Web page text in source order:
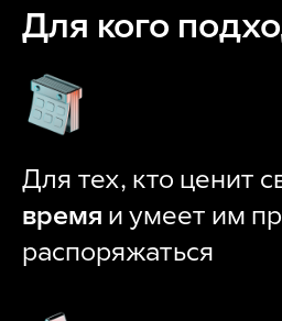
Для кого
Для тех, кто ценит
время и умеет им
распоряжаться